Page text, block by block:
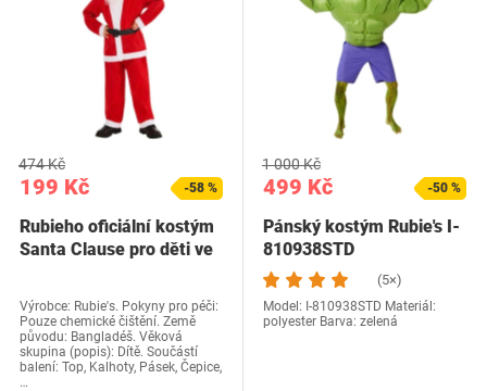
199 Kč
474 Kč
-58 %
Rubieho oficiální kostým
Santa Clause pro děti ve
Výrobce: Rubie's. Pokyny pro péči:
Pouze chemické čištění. Země
původu: Bangladéš. Věková
skupina (popis): Dítě. Součástí
balení: Top, Kalhoty, Pásek, Čepice,
…
499 Kč
1 000 Kč
-50 %
Pánský kostým Rubie's I-
810938STD
(5×)
Model: I-810938STD Materiál:
polyester Barva: zelená